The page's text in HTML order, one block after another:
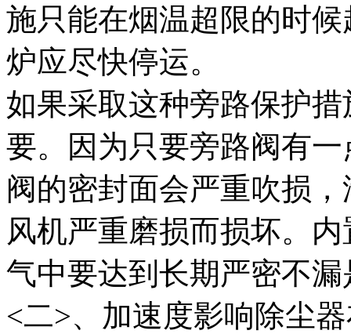
施只能在烟温超限的时
炉应尽快停运。
如果采取这种旁路保护
要。因为只要旁路阀有
阀的密封面会严重吹损
风机严重磨损而损坏。
气中要达到长期严密不
<二>、加速度影响除尘